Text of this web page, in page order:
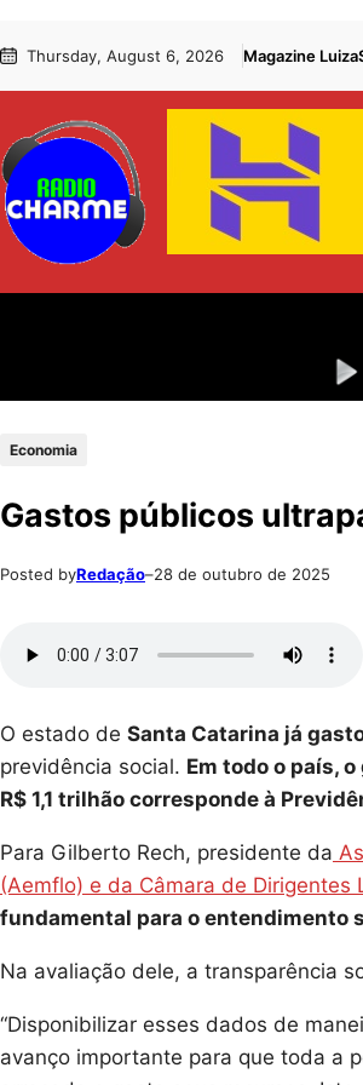
para
conteúdo
to Thursday, August 6, 2026 Magazine Luiza
Economia
Gastos públicos
Posted byRedação–28 de outubro de 2025
O estado de Santa Catarina já
previdência social. Em todo o país,
R$ 1,1 trilhão corresponde à
Para Gilberto Rech, presidente da
(Aemflo) e da Câmara de Dirigentes
fundamental para o entendimento
Na avaliação dele, a transparência
“Disponibilizar esses dados de
avanço importante para que toda a